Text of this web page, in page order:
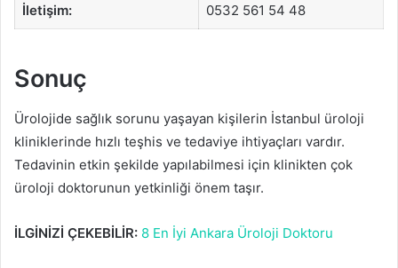
İletişim: 0532 561 54 48
Sonuç
Ürolojide sağlık sorunu yaşayan kişilerin İstanbul üroloji
kliniklerinde hızlı teşhis ve tedaviye ihtiyaçları vardır.
Tedavinin etkin şekilde yapılabilmesi için klinikten çok
üroloji doktorunun yetkinliği önem taşır.
İLGİNİZİ ÇEKEBİLİR: 8 En İyi Ankara Üroloji Doktoru